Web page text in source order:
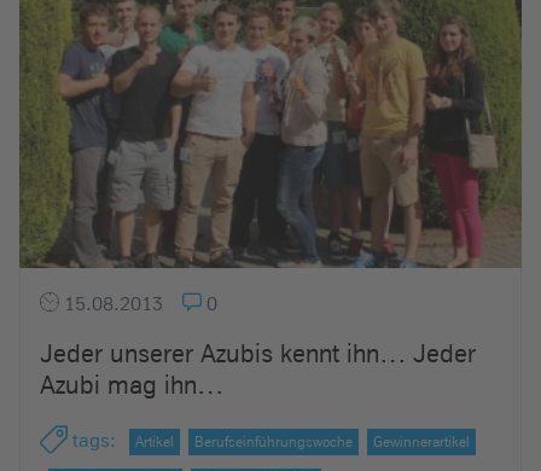
15.08.2013 0
Jeder unserer Azubis kennt ihn… Jeder
Azubi mag ihn…
tags: Artikel Berufseinführungswoche Gewinnerartikel